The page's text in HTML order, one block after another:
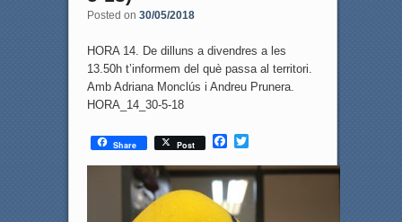
Posted on 30/05/2018
HORA 14. De dilluns a divendres a les
13.50h t’informem del què passa al territori.
Amb Adriana Monclús i Andreu Prunera.
HORA_14_30-5-18
Share Post
F
c
e
b
o
T
i
t